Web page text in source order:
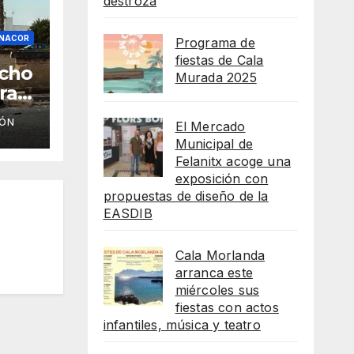
Programa de
fiestas de Cala
Murada 2025
El Mercado
Municipal de
Felanitx acoge una
exposición con
propuestas de diseño de la
EASDIB
Cala Morlanda
arranca este
miércoles sus
fiestas con actos
infantiles, música y teatro